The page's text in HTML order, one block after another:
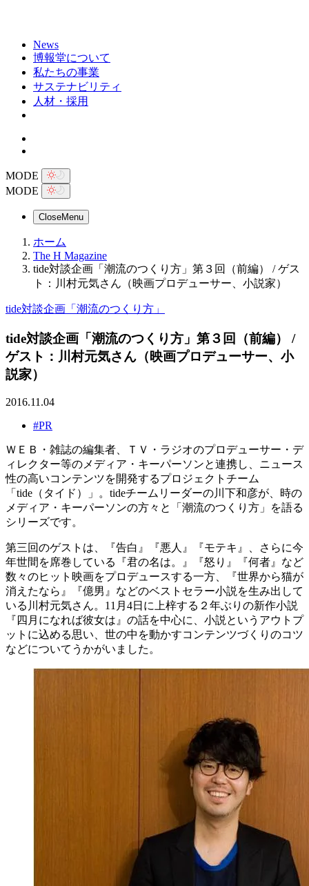
News
博報堂について
私たちの事業
サステナビリティ
人材・採用
MODE
MODE
CloseMenu
ホーム
The H Magazine
tide対談企画「潮流のつくり方」第３回（前編） / ゲス
ト：川村元気さん（映画プロデューサー、小説家）
tide対談企画「潮流のつくり方」
tide対談企画「潮流のつくり方」第３回（前編） /
ゲスト：川村元気さん（映画プロデューサー、小
説家）
2016.11.04
#PR
ＷＥＢ・雑誌の編集者、ＴＶ・ラジオのプロデューサー・デ
ィレクター等のメディア・キーパーソンと連携し、ニュース
性の高いコンテンツを開発するプロジェクトチーム
「tide（タイド）」。tideチームリーダーの川下和彦が、時の
メディア・キーパーソンの方々と「潮流のつくり方」を語る
シリーズです。
第三回のゲストは、『告白』『悪人』『モテキ』、さらに今
年世間を席巻している『君の名は。』『怒り』『何者』など
数々のヒット映画をプロデュースする一方、『世界から猫が
消えたなら』『億男』などのベストセラー小説を生み出して
いる川村元気さん。11月4日に上梓する２年ぶりの新作小説
『四月になれば彼女は』の話を中心に、小説というアウトプ
ットに込める思い、世の中を動かすコンテンツづくりのコツ
などについてうかがいました。